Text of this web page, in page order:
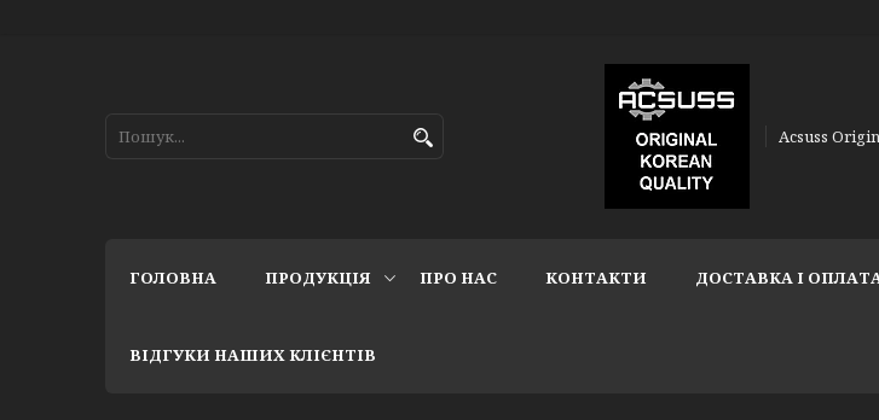
Acsuss
ГОЛОВНА ПРОДУКЦІЯ ПРО НАС КОНТАКТИ ДОСТАВКА І
ВІДГУКИ НАШИХ КЛІЄНТІВ